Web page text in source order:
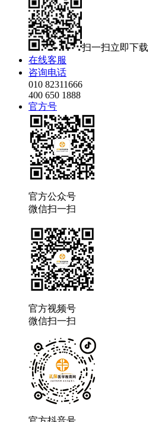
扫一扫立即下载
在线客服
咨询电话
010 82311666
400 650 1888
官方号
官方公众号
微信扫一扫
官方视频号
微信扫一扫